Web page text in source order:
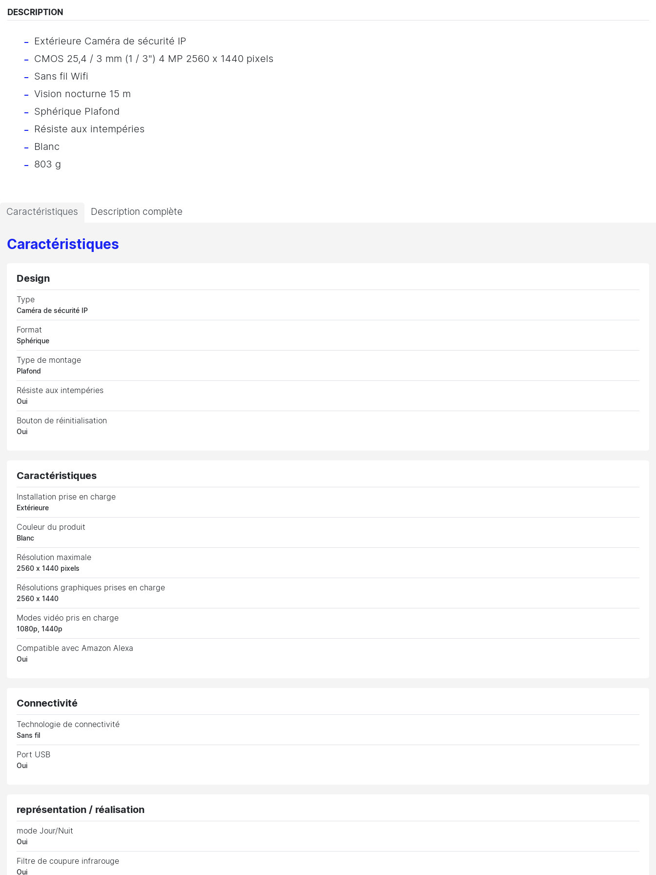
DESCRIPTION
Extérieure Caméra de sécurité IP
CMOS 25,4 / 3 mm (1 / 3") 4 MP 2560 x 1440 pixels
Sans fil Wifi
Vision nocturne 15 m
Sphérique Plafond
Résiste aux intempéries
Blanc
803 g
Caractéristiques Description complète
Caractéristiques
Design
Type
Caméra de sécurité IP
Format
Sphérique
Type de montage
Plafond
Résiste aux intempéries
Oui
Bouton de réinitialisation
Oui
Caractéristiques
Installation prise en charge
Extérieure
Couleur du produit
Blanc
Résolution maximale
2560 x 1440 pixels
Résolutions graphiques prises en charge
2560 x 1440
Modes vidéo pris en charge
1080p, 1440p
Compatible avec Amazon Alexa
Oui
Connectivité
Technologie de connectivité
Sans fil
Port USB
Oui
représentation / réalisation
mode Jour/Nuit
Oui
Filtre de coupure infrarouge
Oui